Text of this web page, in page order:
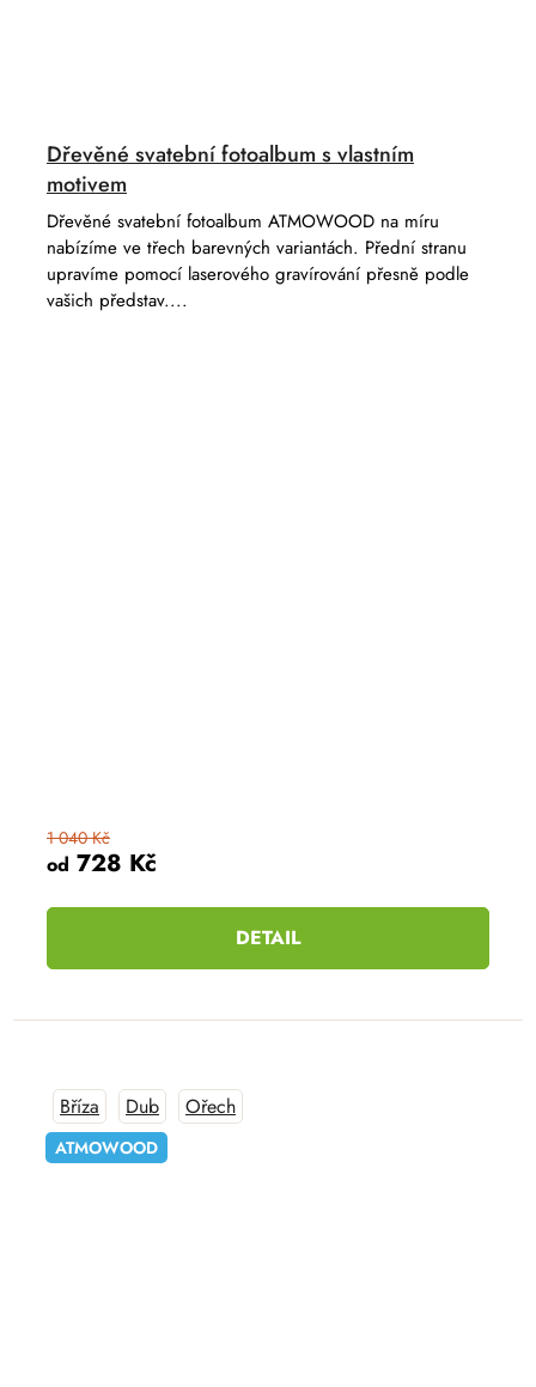
Dřevěné svatební fotoalbum s vlastním
motivem
od 728 Kč
1 040 Kč
DETAIL
Dřevěné svatební fotoalbum ATMOWOOD na míru
nabízíme ve třech barevných variantách. Přední stranu
upravíme pomocí laserového gravírování přesně podle
vašich představ....
ATMOWOOD
Bříza Dub Ořech